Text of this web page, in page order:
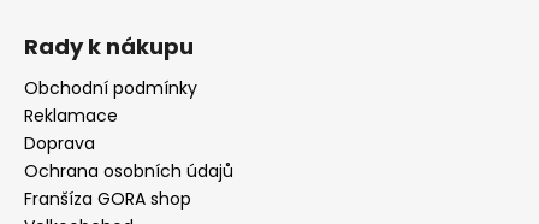
Rady k nákupu
Obchodní podmínky
Reklamace
Doprava
Ochrana osobních údajů
Franšíza GORA shop